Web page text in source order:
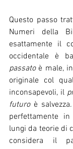
Questo passo
Numeri della
esattamente il
passato è male,
originale col
inconsapevoli, il
futuro è
perfettamente
lungi da teorie di
considera il